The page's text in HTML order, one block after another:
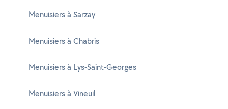
Menuisiers à Sarzay
Menuisiers à Chabris
Menuisiers à Lys-Saint-Georges
Menuisiers à Vineuil